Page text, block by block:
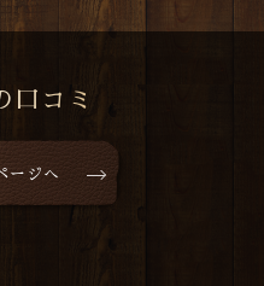
口コミ
ージへ